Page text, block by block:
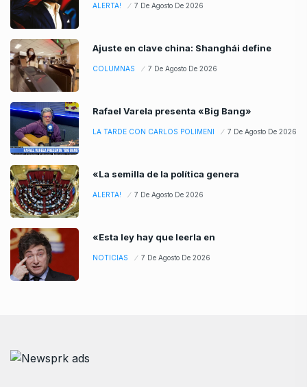
ALERTA! 7 De Agosto De 2026
Ajuste en clave china: Shanghái define
COLUMNAS 7 De Agosto De 2026
Rafael Varela presenta «Big Bang»
LA TARDE CON CARLOS POLIMENI 7 De Agosto De 2026
«La semilla de la política genera
ALERTA! 7 De Agosto De 2026
«Esta ley hay que leerla en
NOTICIAS 7 De Agosto De 2026